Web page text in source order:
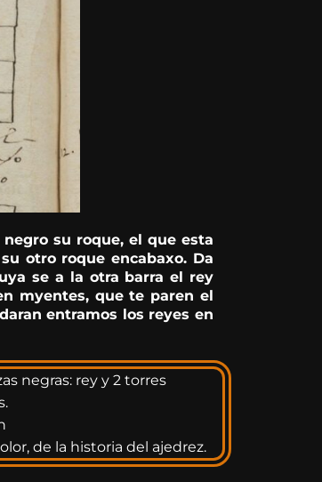
su roque, el que esta
otro roque encabaxo. Da
se a la otra barra el rey
myentes, que te paren el
entramos los reyes en
negras: rey y 2 torres
de la historia del ajedrez.